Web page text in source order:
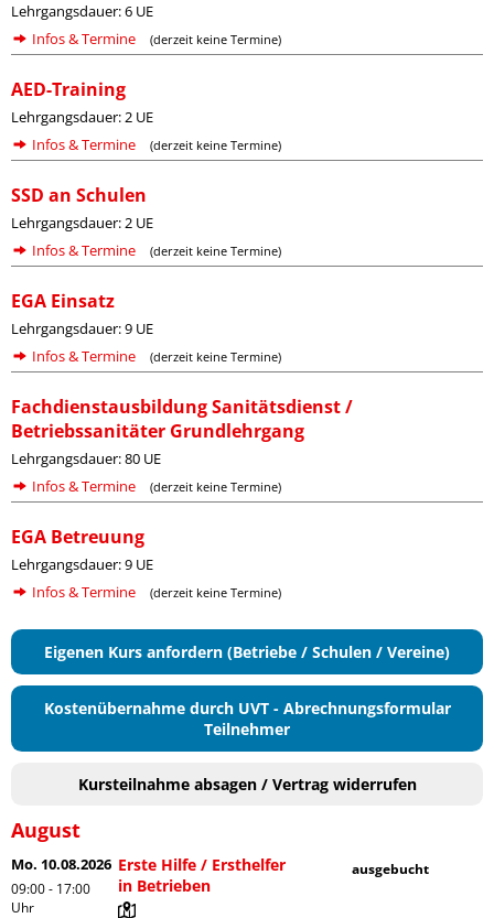
Lehrgangsdauer: 6 UE
Infos & Termine
(derzeit keine Termine)
AED-Training
Lehrgangsdauer: 2 UE
Infos & Termine
(derzeit keine Termine)
SSD an Schulen
Lehrgangsdauer: 2 UE
Infos & Termine
(derzeit keine Termine)
EGA Einsatz
Lehrgangsdauer: 9 UE
Infos & Termine
(derzeit keine Termine)
Fachdienstausbildung Sanitätsdienst /
Betriebssanitäter Grundlehrgang
Lehrgangsdauer: 80 UE
Infos & Termine
(derzeit keine Termine)
EGA Betreuung
Lehrgangsdauer: 9 UE
Infos & Termine
(derzeit keine Termine)
Eigenen Kurs anfordern (Betriebe / Schulen / Vereine)
Kostenübernahme durch UVT - Abrechnungsformular
Teilnehmer
Kursteilnahme absagen / Vertrag widerrufen
August
Mo. 10.08.2026
09:00 - 17:00
Uhr
Erste Hilfe / Ersthelfer
in Betrieben
ausgebucht